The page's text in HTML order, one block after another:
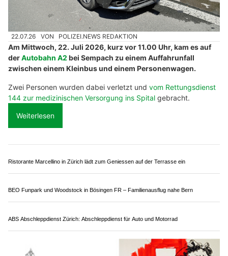
Sempach LU: Zwei Verletzte nach Auffahrunfall
auf der A2 – Stau auf der Autobahn
Am Mittwoch, 22. Juli 2026, kurz vor 11.00 Uhr, kam es auf
derAutobahn A2bei Sempach zu einem Auffahrunfall
zwischen einem Kleinbus und einem Personenwagen.
Zwei Personen wurden dabei verletzt undvom Rettungsdienst
144 zur medizinischen Versorgung ins Spitalgebracht.